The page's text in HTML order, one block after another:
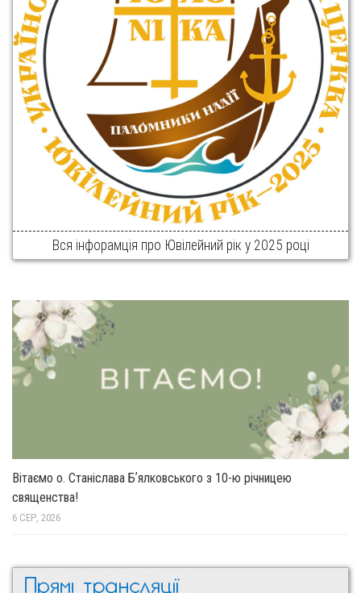
Вся інфорамція про Ювілейний рік у 2025 році
Вітаємо о. Станіслава Бʼялковського з 10-ю річницею
священства!
6 СЕР, 2026